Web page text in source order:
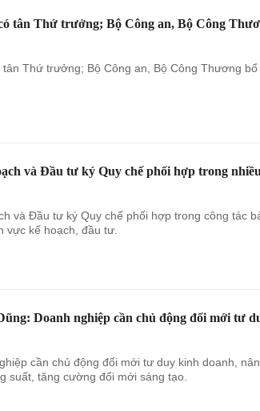
tân Thứ trưởng; Bộ Công an, Bộ Công
Thứ trưởng; Bộ Công an, Bộ Công Thương bổ
và Đầu tư ký Quy chế phối hợp trong nhiều
và Đầu tư ký Quy chế phối hợp trong công tác
vực kế hoạch, đầu tư.
Doanh nghiệp cần chủ động đổi mới tư
cần chủ động đổi mới tư duy kinh doanh,
suất, tăng cường đổi mới sáng tạo.